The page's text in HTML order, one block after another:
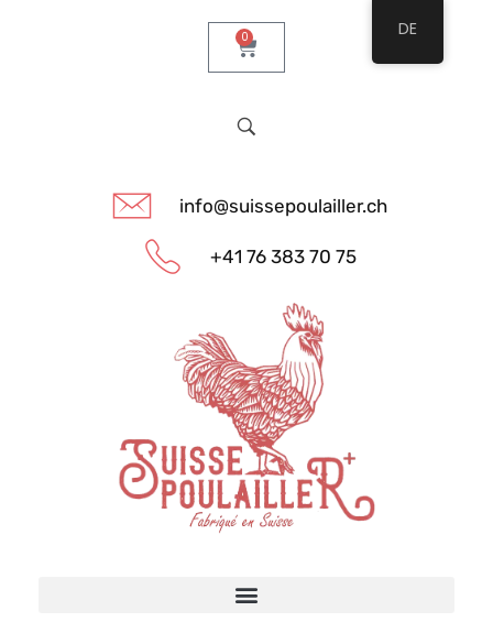
0
info@suissepoulailler.ch
+41 76 383 70 75
DE